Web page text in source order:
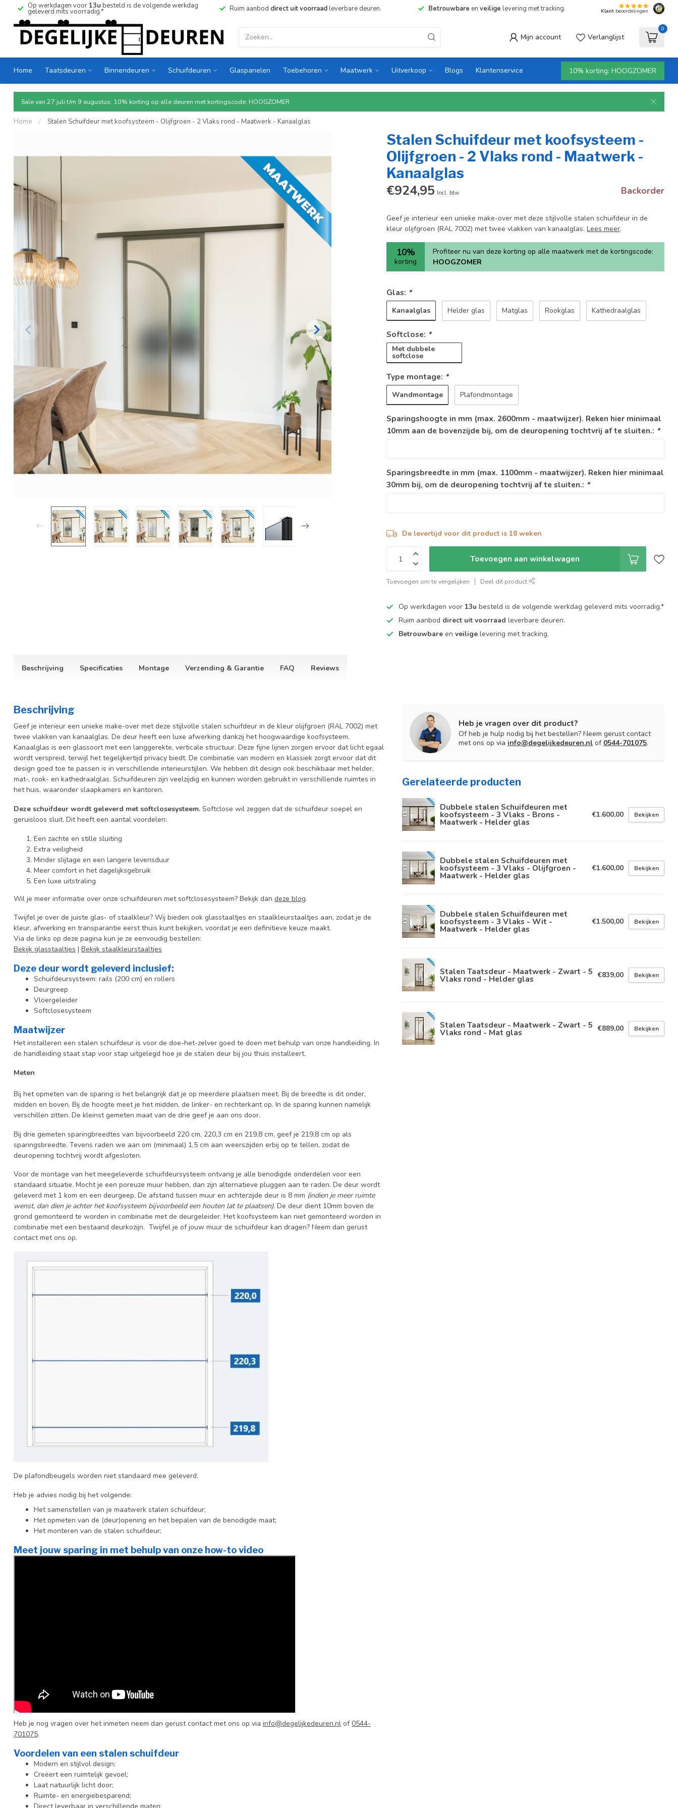
Op werkdagen voor 13u besteld is de volgende werkdag
geleverd mits voorradig.* Ruim aanbod direct uit voorraadleverbare deuren. Betrouwbare en veilige levering met tracking. Klant beoordelingen
Mijn account Verlanglijst
0
Home Taatsdeuren Binnendeuren Schuifdeuren Glaspanelen Toebehoren Maatwerk Uitverkoop Blogs Klantenservice 10% korting: HOOGZOMER
Sale van 27 juli t/m 9 augustus: 10% korting op alle deuren met kortingscode: HOOGZOMER
Home / Stalen Schuifdeur met koofsysteem - Olijfgroen - 2 Vlaks rond - Maatwerk - Kanaalglas
Stalen Schuifdeur met koofsysteem -
Olijfgroen - 2 Vlaks rond - Maatwerk -
Kanaalglas
€924,95 Incl. btw Backorder
Geef je interieur een unieke make-over met deze stijlvolle stalen schuifdeur in de
kleur olijfgroen (RAL 7002) met twee vlakken van kanaalglas.Lees meer.
10%
korting
Profiteer nu van deze korting op alle maatwerk met de kortingscode:
HOOGZOMER
Glas: *
Kanaalglas Helder glas Matglas Rookglas Kathedraalglas
Softclose: *
Met dubbele
softclose
Type montage: *
Wandmontage Plafondmontage
Sparingshoogte in mm (max. 2600mm - maatwijzer). Reken hier minimaal
10mm aan de bovenzijde bij, om de deuropening tochtvrij af te sluiten.: *
Sparingsbreedte in mm (max. 1100mm - maatwijzer). Reken hier minimaal
30mm bij, om de deuropening tochtvrij af te sluiten.: *
De levertijd voor dit product is 18 weken
Toevoegen aan winkelwagen
Toevoegen om te vergelijken Deel dit product
Op werkdagen voor 13u besteld is de volgende werkdag geleverd mits voorradig.*
Ruim aanbod direct uit voorraad leverbare deuren.
Betrouwbare enveiligelevering met tracking.
Beschrijving Specificaties Montage Verzending & Garantie FAQ Reviews
Beschrijving
Geef je interieur een unieke make-over met deze stijlvolle stalen schuifdeur in de kleur olijfgroen (RAL 7002) met
twee vlakken van kanaalglas. De deur heeft een luxe afwerking dankzij het hoogwaardige koofsysteem.
Kanaalglas is een glassoort met een langgerekte, verticale structuur. Deze fijne lijnen zorgen ervoor dat licht egaal
wordt verspreid, terwijl het tegelijkertijd privacy biedt. De combinatie van modern en klassiek zorgt ervoor dat dit
design goed toe te passen is in verschillende interieurstijlen. We hebben dit design ook beschikbaar met helder,
mat-, rook- en kathedraalglas. Schuifdeuren zijn veelzijdig en kunnen worden gebruikt in verschillende ruimtes in
het huis, waaronder slaapkamers en kantoren.
Deze schuifdeur wordt geleverd met softclosesysteem. Softclose wil zeggen dat de schuifdeur soepel en
geruisloos sluit. Dit heeft een aantal voordelen:
Een zachte en stille sluiting
Extra veiligheid
Minder slijtage en een langere levensduur
Meer comfort in het dagelijksgebruik
Een luxe uitstraling
Wil je meer informatie over onze schuifdeuren met softclosesysteem? Bekijk dan deze blog.
Twijfel je over de juiste glas- of staalkleur? Wij bieden ook glasstaaltjes en staalkleurstaaltjes aan, zodat je de
kleur, afwerking en transparantie eerst thuis kunt bekijken, voordat je een definitieve keuze maakt.
Via de links op deze pagina kun je ze eenvoudig bestellen:
Bekijk glasstaaltjes | Bekijk staalkleurstaaltjes
Deze deur wordt geleverd inclusief:
Schuifdeursysteem: rails (200 cm) en rollers
Deurgreep
Vloergeleider
Softclosesysteem
Maatwijzer
Het installeren een stalen schuifdeur is voor de doe-het-zelver goed te doen met behulp van onze handleiding. In
de handleiding staat stap voor stap uitgelegd hoe je de stalen deur bij jou thuis installeert.
Meten
Bij het opmeten van de sparing is het belangrijk dat je op meerdere plaatsen meet. Bij de breedte is dit onder,
midden en boven. Bij de hoogte meet je het midden, de linker- en rechterkant op. In de sparing kunnen namelijk
verschillen zitten. De kleinst gemeten maat van de drie geef je aan ons door.
Bij drie gemeten sparingbreedtes van bijvoorbeeld 220 cm, 220,3 cm en 219,8 cm, geef je 219,8 cm op als
sparingsbreedte. Tevens raden we aan om (minimaal) 1,5 cm aan weerszijden erbij op te tellen, zodat de
deuropening tochtvrij wordt afgesloten.
Voor de montage van het meegeleverde schuifdeursysteem ontvang je alle benodigde onderdelen voor een
standaard situatie. Mocht je een poreuze muur hebben, dan zijn alternatieve pluggen aan te raden. De deur wordt
geleverd met 1 kom en een deurgeep. De afstand tussen muur en achterzijde deur is 8 mm (indien je meer ruimte
wenst, dan dien je achter het koofsysteem bijvoorbeeld een houten lat te plaatsen). De deur dient 10mm boven de
grond gemonteerd te worden in combinatie met de deurgeleider. Het koofsysteem kan niet gemonteerd worden in
combinatie met een bestaand deurkozijn. Twijfel je of jouw muur de schuifdeur kan dragen? Neem dan gerust
contact met ons op.
De plafondbeugels worden niet standaard mee geleverd.
Heb je advies nodig bij het volgende:
Het samenstellen van je maatwerk stalen schuifdeur;
Het opmeten van de (deur)opening en het bepalen van de benodigde maat;
Het monteren van de stalen schuifdeur;
Meet jouw sparing in met behulp van onze how-to video
Heb je nog vragen over het inmeten neem dan gerust contact met ons op via info@degelijkedeuren.nl of0544-
701075.
Voordelen van een stalen schuifdeur
Modern en stijlvol design;
Creëert een ruimtelijk gevoel;
Laat natuurlijk licht door;
Ruimte- en energiebesparend;
Heb je vragen over dit product?
Of heb je hulp nodig bij het bestellen? Neem gerust contact
met ons op via info@degelijkedeuren.nl of 0544-701075.
Gerelateerde producten
Dubbele stalen Schuifdeuren met
koofsysteem - 3 Vlaks - Brons -
Maatwerk - Helder glas
€1.600,00 Bekijken
Dubbele stalen Schuifdeuren met
koofsysteem - 3 Vlaks - Olijfgroen -
Maatwerk - Helder glas
€1.600,00 Bekijken
Dubbele stalen Schuifdeuren met
koofsysteem - 3 Vlaks - Wit -
Maatwerk - Helder glas
€1.500,00 Bekijken
Stalen Taatsdeur - Maatwerk - Zwart - 5
Vlaks rond - Helder glas €839,00 Bekijken
Stalen Taatsdeur - Maatwerk - Zwart - 5
Vlaks rond - Mat glas €889,00 Bekijken